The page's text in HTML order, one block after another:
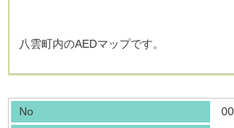
八雲町内のAEDマップです。
No